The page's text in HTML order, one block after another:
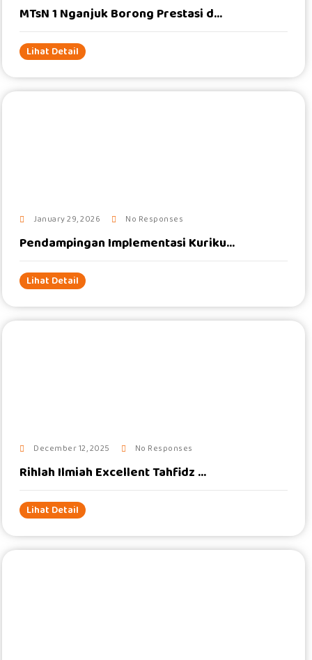
MTsN 1 Nganjuk Borong Prestasi d...
Lihat Detail
January 29, 2026 No Responses
Pendampingan Implementasi Kuriku...
Lihat Detail
December 12, 2025 No Responses
Rihlah Ilmiah Excellent Tahfidz ...
Lihat Detail